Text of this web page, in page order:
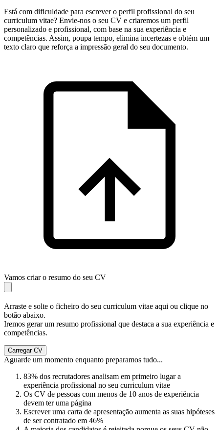
Está com dificuldade para escrever o perfil profissional do seu
curriculum vitae? Envie-nos o seu CV e criaremos um perfil
personalizado e profissional, com base na sua experiência e
competências. Assim, poupa tempo, elimina incertezas e obtém um
texto claro que reforça a impressão geral do seu documento.
Vamos criar o resumo do seu CV
Arraste e solte o ficheiro do seu curriculum vitae aqui ou clique no
botão abaixo.
Iremos gerar um resumo profissional que destaca a sua experiência e
competências.
Carregar CV
Aguarde um momento enquanto preparamos tudo...
83% dos recrutadores analisam em primeiro lugar a
experiência profissional no seu curriculum vitae
Os CV de pessoas com menos de 10 anos de experiência
devem ter uma página
Escrever uma carta de apresentação aumenta as suas hipóteses
de ser contratado em 46%